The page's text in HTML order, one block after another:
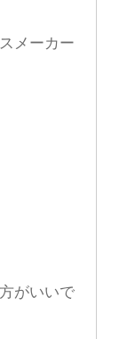
メーカー
がいいで